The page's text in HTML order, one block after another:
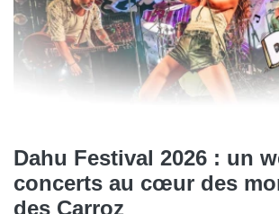
Dahu Festival 2026 : un
concerts au cœur des
des Carroz